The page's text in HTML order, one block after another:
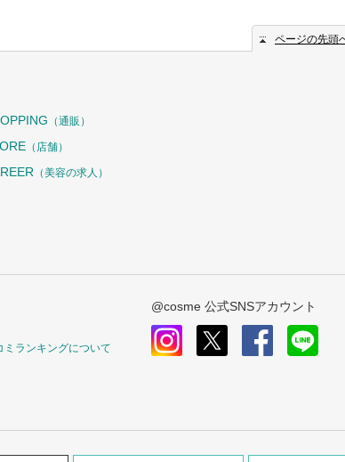
ページの先頭
（通販）
（店舗）
（美容の求人）
ミランキングについて
@cosme 公式SNSアカウント